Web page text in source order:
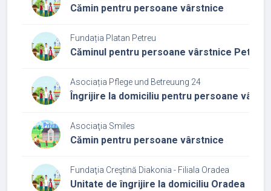
Cămin pentru persoane vârstnice
Fundația Platan Petreu
Căminul pentru persoane vârstnice Petreu
Asociația Pflege und Betreuung 24
Îngrijire la domiciliu pentru persoane
Asociaţia Smiles
Cămin pentru persoane vârstnice
Fundaţia Creştină Diakonia - Filiala Oradea
Unitate de îngrijire la domiciliu Oradea